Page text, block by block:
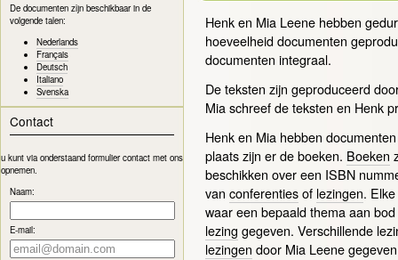
De documenten zijn beschikbaar in de
volgende talen:
Nederlands
Français
Deutsch
Italiano
Svenska
Contact
u kunt via onderstaand formulier contact met ons
opnemen.
Naam:
E-mail:
Henk en Mia Leene hebben
hoeveelheid documenten
documenten integraal.
De teksten zijn geproduceerd
Mia schreef de teksten en Henk
Henk en Mia hebben
plaats zijn er de boeken. Boeken
beschikken over een ISBN
van conferentiesof lezingen.
waar een bepaald thema aan
lezing gegeven. Verschillende
lezingen door Mia Leene